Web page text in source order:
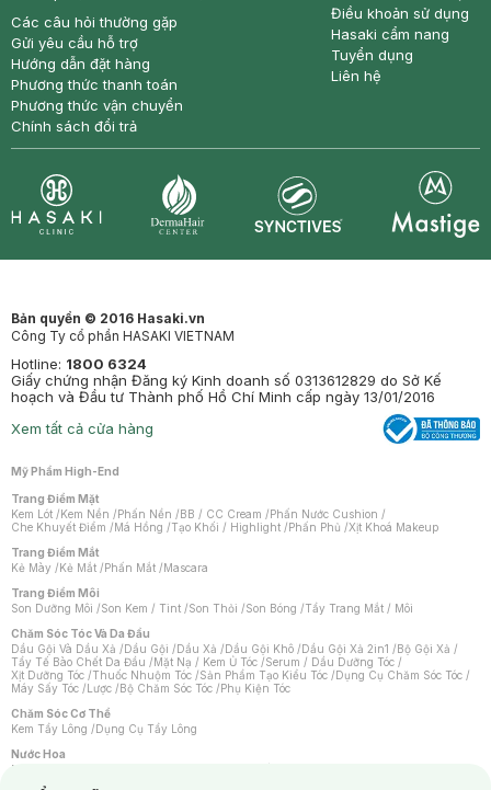
Các câu hỏi thường gặp
Gửi yêu cầu hỗ trợ
Hướng dẫn đặt hàng
Phương thức thanh toán
Phương thức vận chuyển
Chính sách đổi trả
Điều khoản sử dụng
Hasaki cẩm nang
Tuyển dụng
Liên hệ
Bản quyền © 2016 Hasaki.vn
Công Ty cổ phần HASAKI VIETNAM
Hotline: 1800 6324
Giấy chứng nhận Đăng ký Kinh doanh số 0313612829 do Sở Kế
hoạch và Đầu tư Thành phố Hồ Chí Minh cấp ngày 13/01/2016
Xem tất cả cửa hàng
Mỹ Phẩm High-End
Trang Điểm Mặt
Kem Lót /Kem Nền /Phấn Nền /BB / CC Cream /Phấn Nước Cushion /
Che Khuyết Điểm /Má Hồng /Tạo Khối / Highlight /Phấn Phủ /Xịt Khoá Makeup
Trang Điểm Mắt
Kẻ Mày /Kẻ Mắt /Phấn Mắt /Mascara
Trang Điểm Môi
Son Dưỡng Môi /Son Kem / Tint /Son Thỏi /Son Bóng /Tẩy Trang Mắt / Môi
Chăm Sóc Tóc Và Da Đầu
Dầu Gội Và Dầu Xả /Dầu Gội /Dầu Xả /Dầu Gội Khô /Dầu Gội Xả 2in1 /Bộ Gội Xả /
Tẩy Tế Bào Chết Da Đầu /Mặt Nạ / Kem Ủ Tóc /Serum / Dầu Dưỡng Tóc /
Xịt Dưỡng Tóc /Thuốc Nhuộm Tóc /Sản Phẩm Tạo Kiểu Tóc /Dụng Cụ Chăm Sóc Tóc /
Máy Sấy Tóc /Lược /Bộ Chăm Sóc Tóc /Phụ Kiện Tóc
Chăm Sóc Cơ Thể
Kem Tẩy Lông /Dụng Cụ Tẩy Lông
Nước Hoa
Nước Hoa Nữ